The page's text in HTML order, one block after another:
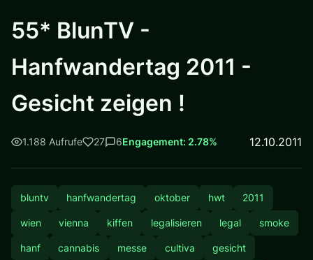
55* BlunTV -
Hanfwandertag 2011 -
Gesicht zeigen !
1.188 Aufrufe 27 6Engagement: 2.78% 12.10.2011
bluntv hanfwandertag oktober hwt 2011
wien vienna kiffen legalisieren legal smoke
hanf cannabis messe cultiva gesicht